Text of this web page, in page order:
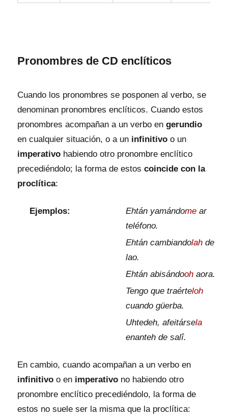
Pronombres de CD enclíticos
Cuando los pronombres se posponen al verbo, se
denominan pronombres enclíticos. Cuando estos
pronombres acompañan a un verbo engerundio
en cualquier situación, o a un infinitivo o un
imperativo habiendo otro pronombre enclítico
precediéndolo; la forma de estoscoincide con la
proclítica:
Ejemplos: Ehtán yamándome ar
teléfono.
Ehtán cambiandolah de
lao.
Ehtán abisándooh aora.
Tengo que traérteloh
cuando güerba.
Uhtedeh, afeitársela
enanteh de salî.
En cambio, cuando acompañan a un verbo en
infinitivo o en imperativo no habiendo otro
pronombre enclítico precediéndolo, la forma de
estos no suele ser la misma que la proclítica: